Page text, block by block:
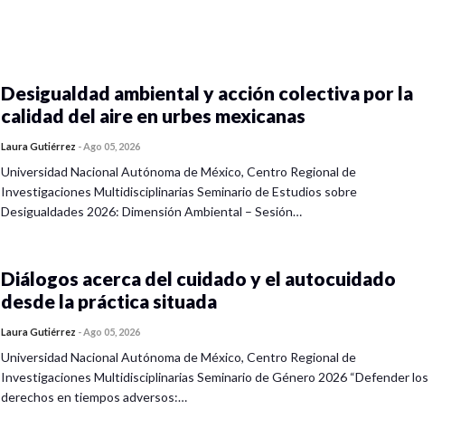
Desigualdad ambiental y acción colectiva por la
calidad del aire en urbes mexicanas
Laura Gutiérrez -Ago 05, 2026
Universidad Nacional Autónoma de México, Centro Regional de
Investigaciones Multidisciplinarias Seminario de Estudios sobre
Desigualdades 2026: Dimensión Ambiental – Sesión…
Diálogos acerca del cuidado y el autocuidado
desde la práctica situada
Laura Gutiérrez -Ago 05, 2026
Universidad Nacional Autónoma de México, Centro Regional de
Investigaciones Multidisciplinarias Seminario de Género 2026 “Defender los
derechos en tiempos adversos:…